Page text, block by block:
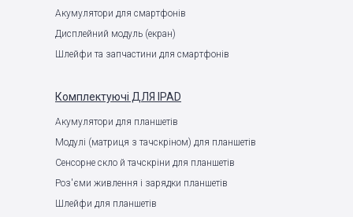
Акумулятори для смартфонів
Дисплейний модуль (екран)
Шлейфи та запчастини для смартфонів
Комплектуючі ДЛЯ IPAD
Акумулятори для планшетів
Модулі (матриця з тачскріном) для планшетів
Сенсорне скло й тачскріни для планшетів
Роз'єми живлення і зарядки планшетів
Шлейфи для планшетів